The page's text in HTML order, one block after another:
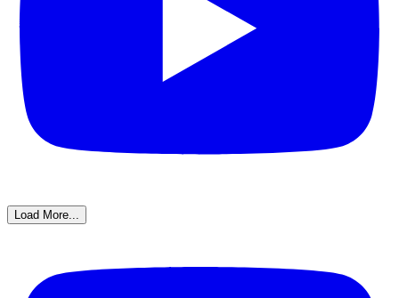
Load More...